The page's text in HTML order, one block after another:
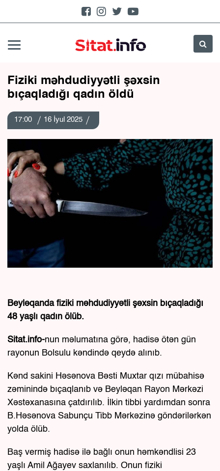
Fiziki məhdudiyyətli şəxsin
bıçaqladığı qadın öldü
17:00 16 İyul 2025
Beyləqanda fiziki məhdudiyyətli şəxsin bıçaqladığı
48 yaşlı qadın ölüb.
Sitat.info-nun məlumatına görə, hadisə ötən gün
rayonun Bolsulu kəndində qeydə alınıb.
Kənd sakini Həsənova Bəsti Muxtar qızı mübahisə
zəminində bıçaqlanıb və Beyləqan Rayon Mərkəzi
Xəstəxanasına çatdırılıb. İlkin tibbi yardımdan sonra
B.Həsənova Sabunçu Tibb Mərkəzinə göndərilərkən
yolda ölüb.
Baş vermiş hadisə ilə bağlı onun həmkəndlisi 23
yaşlı Amil Ağayev saxlanılıb. Onun fiziki